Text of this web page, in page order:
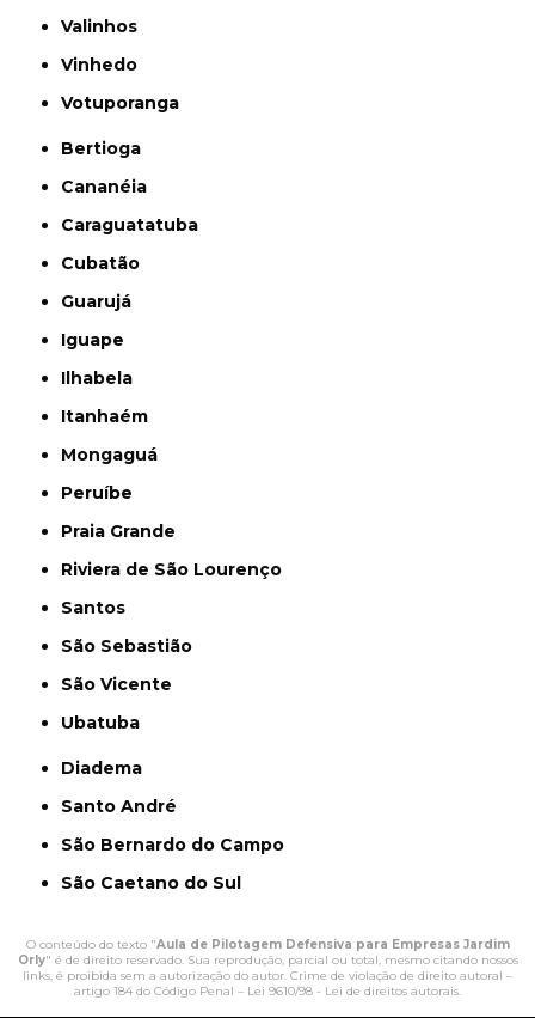
Valinhos
Vinhedo
Votuporanga
Bertioga
Cananéia
Caraguatatuba
Cubatão
Guarujá
Iguape
Ilhabela
Itanhaém
Mongaguá
Peruíbe
Praia Grande
Riviera de São Lourenço
Santos
São Sebastião
São Vicente
Ubatuba
Diadema
Santo André
São Bernardo do Campo
São Caetano do Sul
O conteúdo do texto "Aula de Pilotagem Defensiva para Empresas Jardim
Orly" é de direito reservado. Sua reprodução, parcial ou total, mesmo citando nossos
links, é proibida sem a autorização do autor. Crime de violação de direito autoral –
artigo 184 do Código Penal – Lei 9610/98 - Lei de direitos autorais.